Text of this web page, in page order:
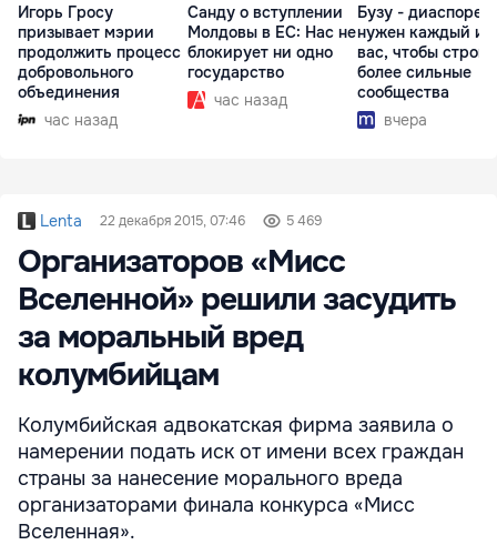
Игорь Гросу
призывает мэрии
продолжить процесс
добровольного
объединения
час назад
Санду о вступлении
Молдовы в ЕС: Нас не
блокирует ни одно
государство
час назад
Бузу - диаспоре:
нужен каждый из
вас, чтобы
более сильные
сообщества
вчера
Lenta 22 декабря 2015, 07:46 5 469
Организаторов «Мисс
Вселенной» решили засудить
за моральный вред
колумбийцам
Колумбийская адвокатская фирма заявила о
намерении подать иск от имени всех граждан
страны за нанесение морального вреда
организаторами финала конкурса «Мисс
Вселенная».